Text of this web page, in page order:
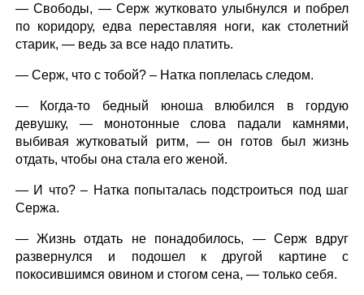
— Свободы, — Серж жутковато улыбнулся и побрел
по коридору, едва переставляя ноги, как столетний
старик, — ведь за все надо платить.
— Серж, что с тобой? – Натка поплелась следом.
— Когда-то бедный юноша влюбился в гордую
девушку, — монотонные слова падали камнями,
выбивая жутковатый ритм, — он готов был жизнь
отдать, чтобы она стала его женой.
— И что? – Натка попыталась подстроиться под шаг
Сержа.
— Жизнь отдать не понадобилось, — Серж вдруг
развернулся и подошел к другой картине с
покосившимся овином и стогом сена, — только себя.